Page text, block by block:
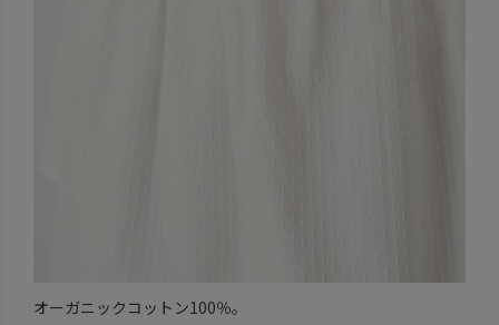
オーガニックコットン100％。